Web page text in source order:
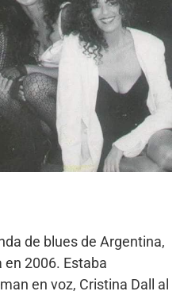
de blues de Argentina,
2006. Estaba
en voz, Cristina Dall al